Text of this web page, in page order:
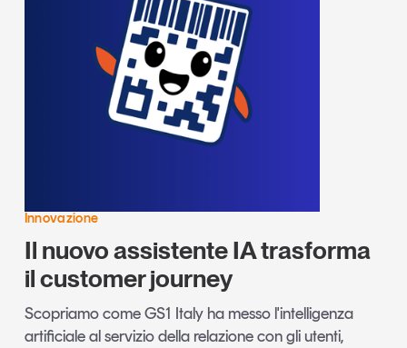
Innovazione
Il nuovo assistente IA trasforma
il customer journey
Scopriamo come GS1 Italy ha messo l'intelligenza
artificiale al servizio della relazione con gli utenti,